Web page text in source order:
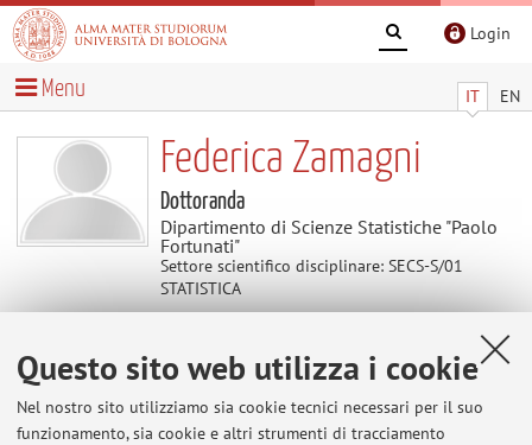
Questo sito web utilizza i cookie
Nel nostro sito utilizziamo sia cookie tecnici necessari per il suo
funzionamento, sia cookie e altri strumenti di tracciamento
Login
IT EN
Menu
Federica Zamagni
Dottoranda
Dipartimento di Scienze Statistiche "Paolo
Fortunati"
Settore scientifico disciplinare: SECS-S/01
STATISTICA
Contatti
E-mail: federica.zamagni6@unibo.it